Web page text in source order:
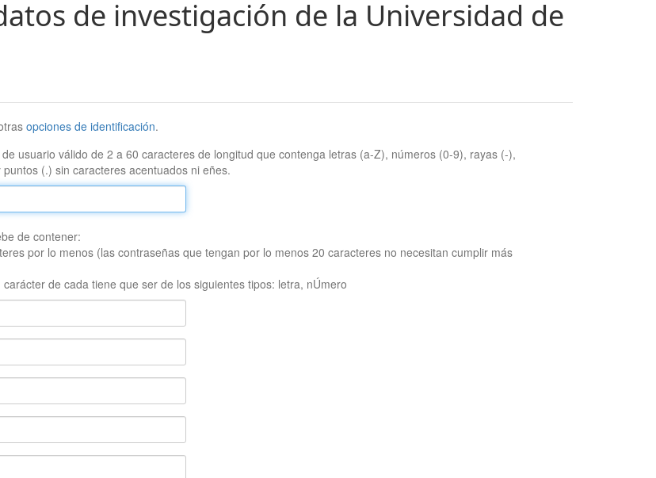
de investigación de la Universidad de
opciones de identificación.
usuario válido de 2 a 60 caracteres de longitud que contenga letras (a-Z), números (0-9), rayas (-),
(.) sin caracteres acentuados ni eñes.
de contener:
por lo menos (las contraseñas que tengan por lo menos 20 caracteres no necesitan cumplir más
carácter de cada tiene que ser de los siguientes tipos: letra, nÚmero